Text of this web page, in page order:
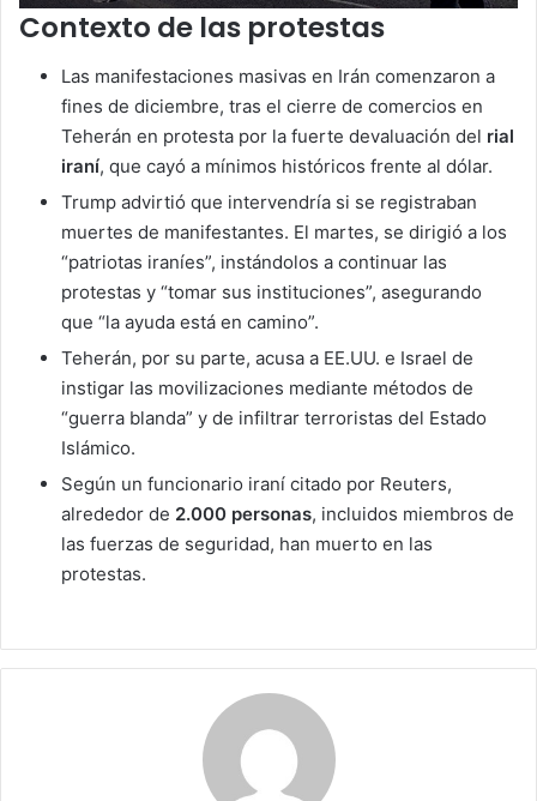
Contexto de las protestas
Las manifestaciones masivas en Irán comenzaron a
fines de diciembre, tras el cierre de comercios en
Teherán en protesta por la fuerte devaluación del rial
iraní, que cayó a mínimos históricos frente al dólar.
Trump advirtió que intervendría si se registraban
muertes de manifestantes. El martes, se dirigió a los
“patriotas iraníes”, instándolos a continuar las
protestas y “tomar sus instituciones”, asegurando
que “la ayuda está en camino”.
Teherán, por su parte, acusa a EE.UU. e Israel de
instigar las movilizaciones mediante métodos de
“guerra blanda” y de infiltrar terroristas del Estado
Islámico.
Según un funcionario iraní citado por Reuters,
alrededor de 2.000 personas, incluidos miembros de
las fuerzas de seguridad, han muerto en las
protestas.